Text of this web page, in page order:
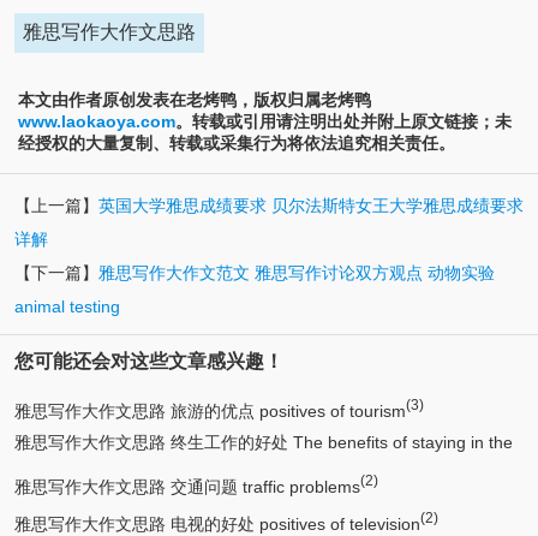
雅思写作大作文思路
本文由作者原创发表在老烤鸭，版权归属老烤鸭
www.laokaoya.com。转载或引用请注明出处并附上原文链接；未
经授权的大量复制、转载或采集行为将依法追究相关责任。
【上一篇】 英国大学雅思成绩要求 贝尔法斯特女王大学雅思成绩要求
详解
【下一篇】 雅思写作大作文范文 雅思写作讨论双方观点 动物实验
animal testing
您可能还会对这些文章感兴趣！
雅思写作大作文思路 旅游的优点 positives of tourism(3)
雅思写作大作文思路 终生工作的好处 The benefits of staying in the
same job for life(2)
雅思写作大作文思路 交通问题 traffic problems(2)
雅思写作大作文思路 电视的好处 positives of television(2)